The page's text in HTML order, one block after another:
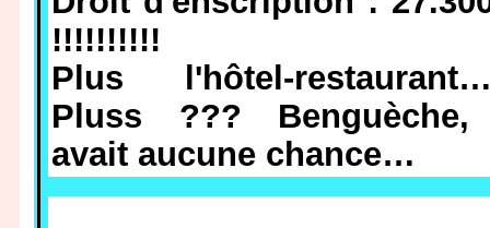
!!!!!!!!!!
Plus l'hôtel-
Pluss ???
avait aucune chance…